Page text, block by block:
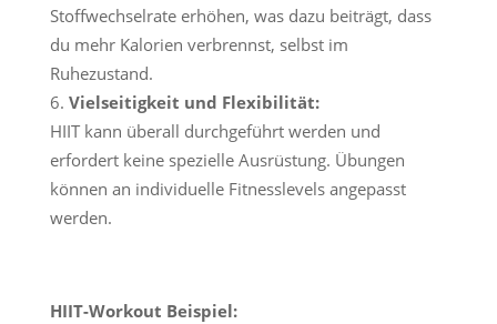
Stoffwechselrate erhöhen, was dazu beiträgt, dass
du mehr Kalorien verbrennst, selbst im
Ruhezustand.
Vielseitigkeit und Flexibilität:
HIIT kann überall durchgeführt werden und
erfordert keine spezielle Ausrüstung. Übungen
können an individuelle Fitnesslevels angepasst
werden.
HIIT-Workout Beispiel: